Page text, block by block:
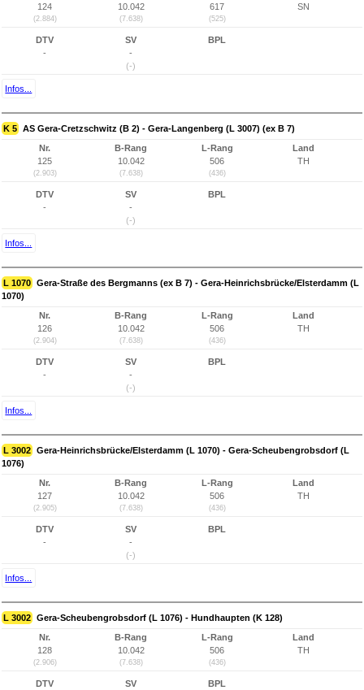
124
(2.884)
10.042
(7.638)
617
(525)
SN
DTV
-
SV
-
(-)
BPL
Infos...
K 5 AS Gera-Cretzschwitz (B 2) - Gera-Langenberg (L 3007) (ex B 7)
Nr.
125
(2.903)
B-Rang
10.042
(7.638)
L-Rang
506
(436)
Land
TH
DTV
-
SV
-
(-)
BPL
Infos...
L 1070 Gera-Straße des Bergmanns (ex B 7) - Gera-Heinrichsbrücke/Elsterdamm (L
1070)
Nr.
126
(2.904)
B-Rang
10.042
(7.638)
L-Rang
506
(436)
Land
TH
DTV
-
SV
-
(-)
BPL
Infos...
L 3002 Gera-Heinrichsbrücke/Elsterdamm (L 1070) - Gera-Scheubengrobsdorf (L
1076)
Nr.
127
(2.905)
B-Rang
10.042
(7.638)
L-Rang
506
(436)
Land
TH
DTV
-
SV
-
(-)
BPL
Infos...
L 3002 Gera-Scheubengrobsdorf (L 1076) - Hundhaupten (K 128)
Nr.
128
(2.906)
B-Rang
10.042
(7.638)
L-Rang
506
(436)
Land
TH
DTV
SV
BPL